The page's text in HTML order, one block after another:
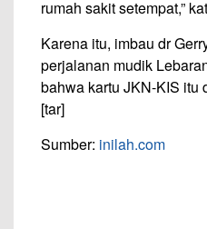
rumah sakit setempat,”
Karena itu, imbau dr
perjalanan mudik
bahwa kartu JKN-KIS itu
[tar]
Sumber: inilah.com